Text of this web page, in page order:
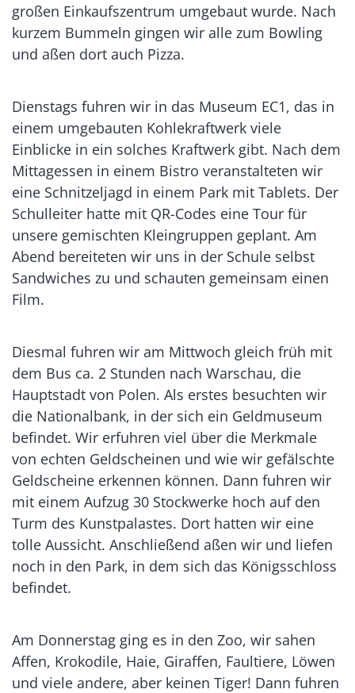
großen Einkaufszentrum umgebaut wurde. Nach
kurzem Bummeln gingen wir alle zum Bowling
und aßen dort auch Pizza.
Dienstags fuhren wir in das Museum EC1, das in
einem umgebauten Kohlekraftwerk viele
Einblicke in ein solches Kraftwerk gibt. Nach dem
Mittagessen in einem Bistro veranstalteten wir
eine Schnitzeljagd in einem Park mit Tablets. Der
Schulleiter hatte mit QR-Codes eine Tour für
unsere gemischten Kleingruppen geplant. Am
Abend bereiteten wir uns in der Schule selbst
Sandwiches zu und schauten gemeinsam einen
Film.
Diesmal fuhren wir am Mittwoch gleich früh mit
dem Bus ca. 2 Stunden nach Warschau, die
Hauptstadt von Polen. Als erstes besuchten wir
die Nationalbank, in der sich ein Geldmuseum
befindet. Wir erfuhren viel über die Merkmale
von echten Geldscheinen und wie wir gefälschte
Geldscheine erkennen können. Dann fuhren wir
mit einem Aufzug 30 Stockwerke hoch auf den
Turm des Kunstpalastes. Dort hatten wir eine
tolle Aussicht. Anschließend aßen wir und liefen
noch in den Park, in dem sich das Königsschloss
befindet.
Am Donnerstag ging es in den Zoo, wir sahen
Affen, Krokodile, Haie, Giraffen, Faultiere, Löwen
und viele andere, aber keinen Tiger! Dann fuhren